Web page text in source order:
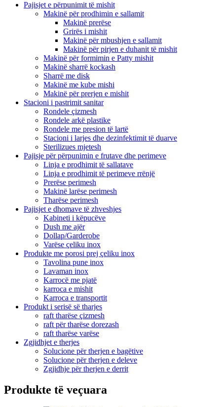
Pajisjet e përpunimit të mishit
Makinë për prodhimin e sallamit
Makinë prerëse
Grirës i mishit
Makinë për mbushjen e sallamit
Makinë për pirjen e duhanit të mishit
Makinë për formimin e Patty mishit
Makinë sharrë kockash
Sharrë me disk
Makinë me kube mishi
Makinë për prerjen e mishit
Stacioni i pastrimit sanitar
Rondele çizmesh
Rondele arkë plastike
Rondele me presion të lartë
Stacioni i larjes dhe dezinfektimit të duarve
Sterilizues mjetesh
Pajisje për përpunimin e frutave dhe perimeve
Linja e prodhimit të sallatave
Linja e prodhimit të perimeve rrënjë
Prerëse perimesh
Makinë larëse perimesh
Tharëse perimesh
Pajisjet e dhomave të zhveshjes
Kabineti i këpucëve
Dush me ajër
Dollap/Garderobe
Varëse çeliku inox
Produkte me porosi prej çeliku inox
Tavolina pune inox
Lavaman inox
Karrocë me pjatë
karroca e mishit
Karroca e transportit
Produkt i serisë së tharjes
raft tharëse çizmesh
raft për tharëse dorezash
raft tharëse varëse
Zgjidhjet e therjes
Solucione për therjen e bagëtive
Solucione për therjen e deleve
Zgjidhje për therjen e derrit
Produkte të veçuara